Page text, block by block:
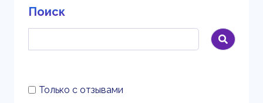
Поиск
Только с отзывами